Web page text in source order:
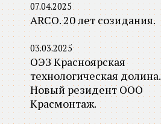
07.04.2025
ARCO. 20 лет созидания.
03.03.2025
ОЭЗ Красноярская
технологическая долина.
Новый резидент ООО
Красмонтаж.